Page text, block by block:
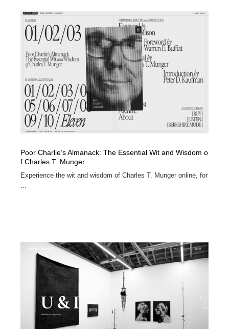
Poor Charlie’s Almanack: The Essential Wit and Wisdom o
f Charles T. Munger
Experience the wit and wisdom of Charles T. Munger online, for
...